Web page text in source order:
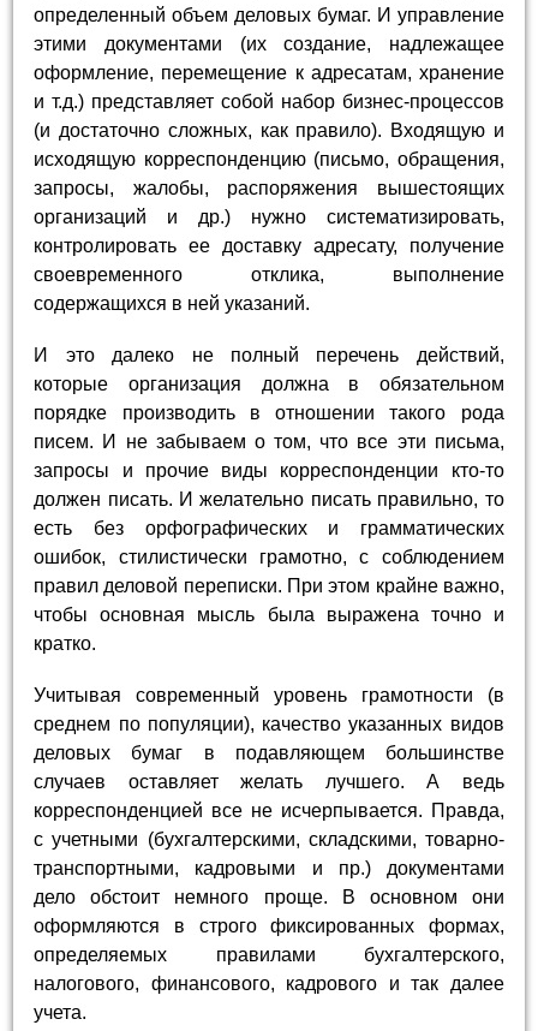
определенный объем деловых бумаг. И управление
этими документами (их создание, надлежащее
оформление, перемещение к адресатам, хранение
и т.д.) представляет собой набор бизнес-процессов
(и достаточно сложных, как правило). Входящую и
исходящую корреспонденцию (письмо, обращения,
запросы, жалобы, распоряжения вышестоящих
организаций и др.) нужно систематизировать,
контролировать ее доставку адресату, получение
своевременного отклика, выполнение
содержащихся в ней указаний.
И это далеко не полный перечень действий,
которые организация должна в обязательном
порядке производить в отношении такого рода
писем. И не забываем о том, что все эти письма,
запросы и прочие виды корреспонденции кто-то
должен писать. И желательно писать правильно, то
есть без орфографических и грамматических
ошибок, стилистически грамотно, с соблюдением
правил деловой переписки. При этом крайне важно,
чтобы основная мысль была выражена точно и
кратко.
Учитывая современный уровень грамотности (в
среднем по популяции), качество указанных видов
деловых бумаг в подавляющем большинстве
случаев оставляет желать лучшего. А ведь
корреспонденцией все не исчерпывается. Правда,
с учетными (бухгалтерскими, складскими, товарно-
транспортными, кадровыми и пр.) документами
дело обстоит немного проще. В основном они
оформляются в строго фиксированных формах,
определяемых правилами бухгалтерского,
налогового, финансового, кадрового и так далее
учета.